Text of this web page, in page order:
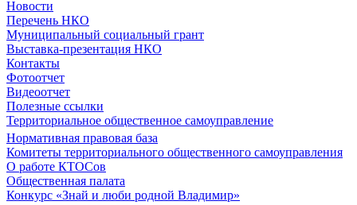
Новости
Перечень НКО
Муниципальный социальный грант
Выставка-презентация НКО
Контакты
Фотоотчет
Видеоотчет
Полезные ссылки
Территориальное общественное самоуправление
Нормативная правовая база
Комитеты территориального общественного самоуправления
О работе КТОСов
Общественная палата
Конкурс «Знай и люби родной Владимир»